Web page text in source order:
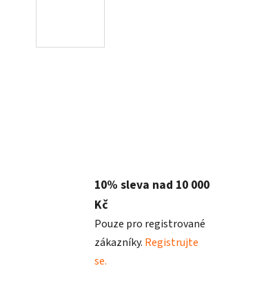
10% sleva nad 10 000
Kč
Pouze pro registrované
zákazníky. Registrujte
se.